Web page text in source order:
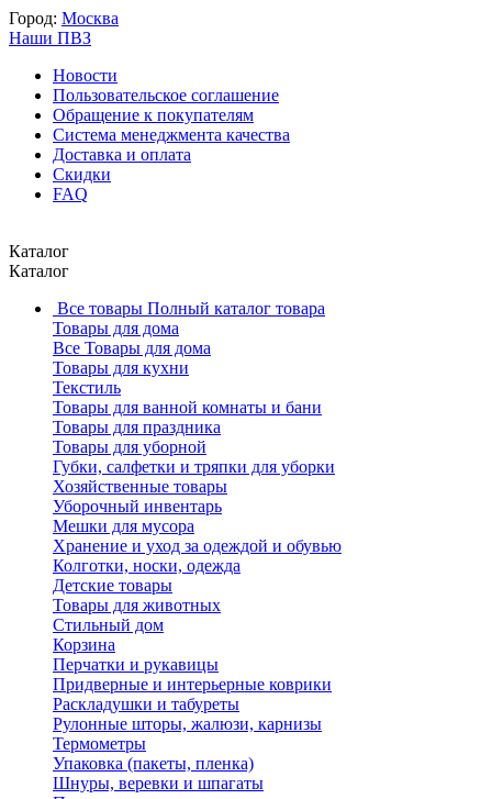
Город: Москва
Наши ПВЗ
Новости
Пользовательское соглашение
Обращение к покупателям
Система менеджмента качества
Доставка и оплата
Скидки
FAQ
Каталог
Каталог
Все товары Полный каталог товара
Товары для дома
Все Товары для дома
Товары для кухни
Текстиль
Товары для ванной комнаты и бани
Товары для праздника
Товары для уборной
Губки, салфетки и тряпки для уборки
Хозяйственные товары
Уборочный инвентарь
Мешки для мусора
Хранение и уход за одеждой и обувью
Колготки, носки, одежда
Детские товары
Товары для животных
Стильный дом
Корзина
Перчатки и рукавицы
Придверные и интерьерные коврики
Раскладушки и табуреты
Рулонные шторы, жалюзи, карнизы
Термометры
Упаковка (пакеты, пленка)
Шнуры, веревки и шпагаты